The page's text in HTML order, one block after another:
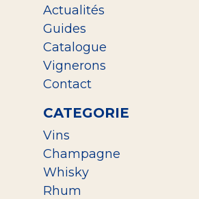
Actualités
Guides
Catalogue
Vignerons
Contact
CATEGORIE
Vins
Champagne
Whisky
Rhum